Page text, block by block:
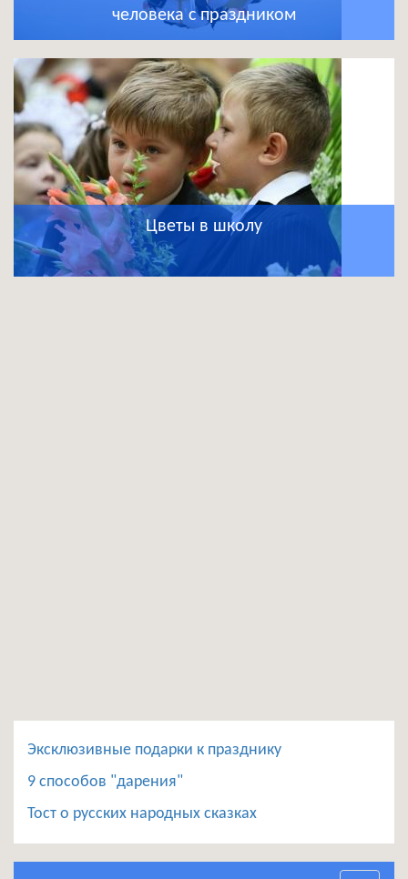
человека с праздником
Цветы в школу
Эксклюзивные подарки к празднику
9 способов "дарения"
Тост о русских народных сказках